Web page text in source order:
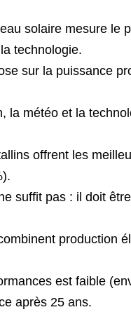
solaire mesure le
technologie.
sur la puissance
la météo et la
offrent les
suffit pas : il doit
production
est faible
après 25 ans.